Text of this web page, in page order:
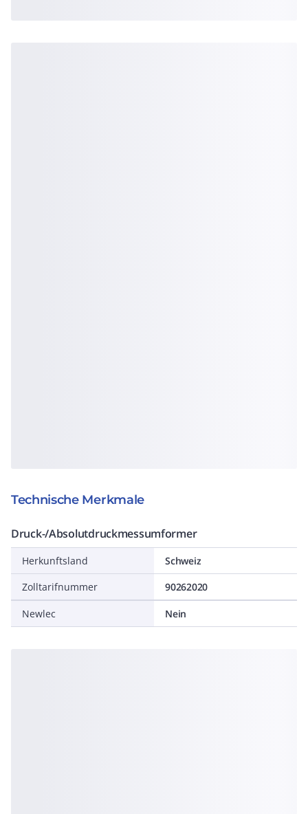
Technische Merkmale
Druck-/Absolutdruckmessumformer
Herkunftsland
Schweiz
Zolltarifnummer
90262020
Newlec Nein